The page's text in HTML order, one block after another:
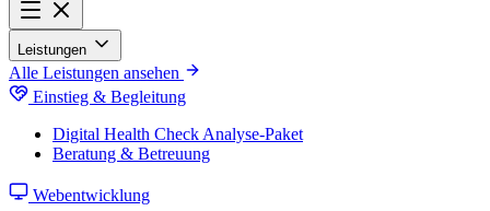
Leistungen
Alle Leistungen ansehen
Einstieg & Begleitung
Digital Health Check Analyse-Paket
Beratung & Betreuung
Webentwicklung